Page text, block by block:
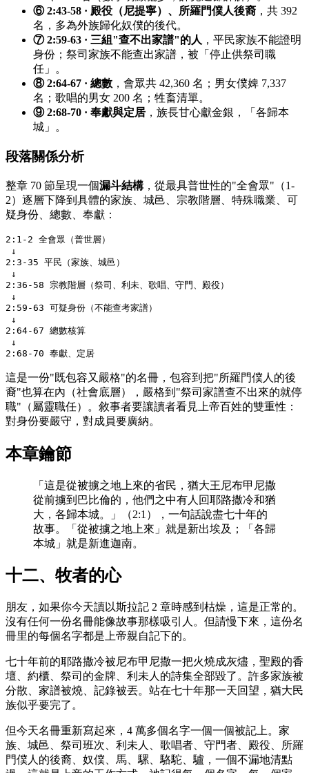
⑥ 2:43-58 · 殿役（尼提寧）、所羅門僕人後裔 ，共 392
名，多為外族歸化奴僕的後代。
⑦ 2:59-63 · 三組"查不出家譜"的人 ，平民家族不能證明
身份；祭司家族不能查出家譜，被「停止供祭司職
任」。
⑧ 2:64-67 · 總數 ，會眾共 42,360 名；男女僕婢 7,337
名；歌唱的男女 200 名；牲畜清單。
⑨ 2:68-70 · 奉獻與定居 ，族長甘心獻金銀，「各歸本
城」。
段落關係分析
整章 70 節呈現一個漏斗結構，從最具普世性的"全會眾"（1-
2）逐層下降到具體的家族、城邑、宗教階層、特殊職業、可
疑身份、總數、奉獻：
2:1-2 全會眾（普世層）
↓
2:3-35 平民（家族、城邑）
↓
2:36-58 宗教階層（祭司、利未、歌唱、守門、殿役）
↓
2:59-63 可疑身份（不能查考家譜）
↓
2:64-67 總數核算
↓
這是一份"既包容又嚴格"的名冊，包容到把"所羅門僕人的後
裔"也算在內（社會底層），嚴格到"祭司家譜查不出來的就停
職"（屬靈職任）。敘事者要讓讀者看見上帝百姓的雙重性：
對身份要嚴守，對成員要廣納。
本章鑰節
「這是從被擄之地上來的省民，猶大王尼布甲尼撒
從前擄到巴比倫的，他們之中有人回耶路撒冷和猶
大，各歸本城。」（2:1），一句話說盡七十年的
故事。「從被擄之地上來」就是新出埃及；「各歸
本城」就是新進迦南。
十二、牧者的心
朋友，如果你今天讀以斯拉記 2 章時感到枯燥，這是正常的。
沒有任何一份名冊能像故事那樣吸引人。但請慢下來，這份名
冊里的每個名字都是上帝親自記下的。
七十年前的耶路撒冷被尼布甲尼撒一把火燒成灰燼，聖殿的香
壇、約櫃、祭司的金牌、利未人的詩集全部毀了。許多家族被
分散、家譜被燒、記錄被丟。站在七十年那一天回望，猶大民
族似乎要完了。
但今天名冊重新寫起來，4 萬多個名字一個一個被記上。家
族、城邑、祭司班次、利未人、歌唱者、守門者、殿役、所羅
門僕人的後裔、奴僕、馬、騾、駱駝、驢，一個不漏地清點